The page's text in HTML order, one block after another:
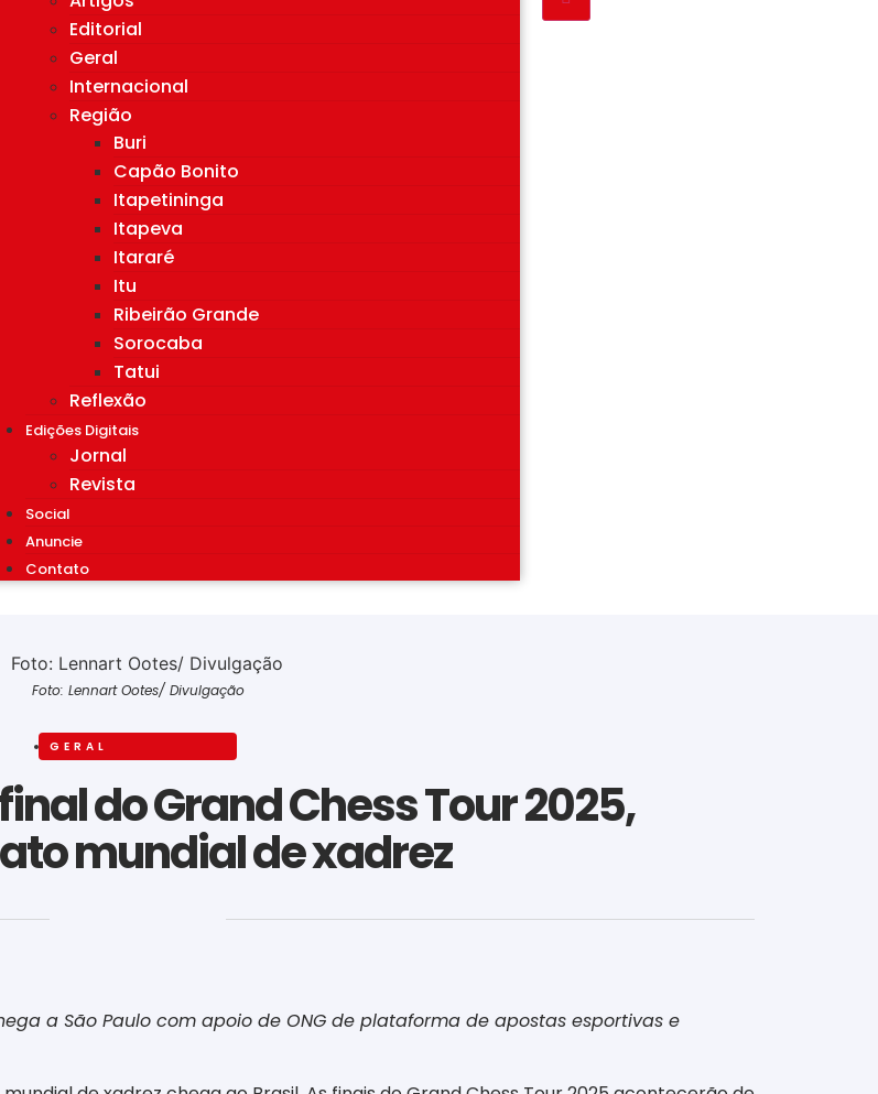
Editorial
Geral
Internacional
Região
Buri
Capão Bonito
Itapetininga
Itapeva
Itararé
Itu
Ribeirão Grande
Sorocaba
Tatui
Reflexão
Edições Digitais
Jornal
Revista
Social
Anuncie
Contato
Foto: Lennart Ootes/ Divulgação
GERAL
do Grand Chess Tour 2025,
mundial de xadrez
a São Paulo com apoio de ONG de plataforma de apostas esportivas e